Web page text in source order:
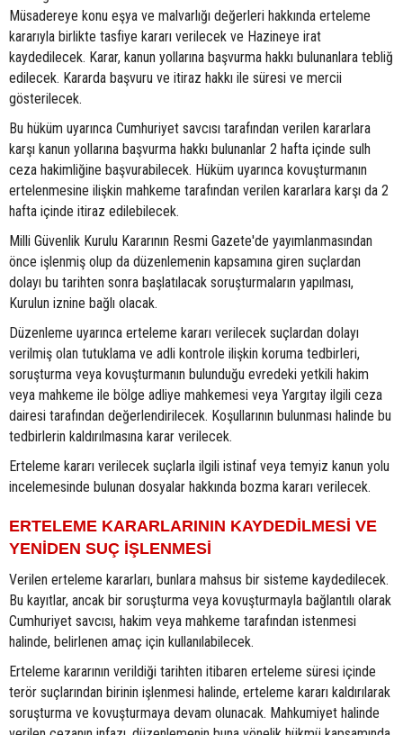
Müsadereye konu eşya ve malvarlığı değerleri hakkında erteleme
kararıyla birlikte tasfiye kararı verilecek ve Hazineye irat
kaydedilecek. Karar, kanun yollarına başvurma hakkı bulunanlara tebliğ
edilecek. Kararda başvuru ve itiraz hakkı ile süresi ve mercii
gösterilecek.
Bu hüküm uyarınca Cumhuriyet savcısı tarafından verilen kararlara
karşı kanun yollarına başvurma hakkı bulunanlar 2 hafta içinde sulh
ceza hakimliğine başvurabilecek. Hüküm uyarınca kovuşturmanın
ertelenmesine ilişkin mahkeme tarafından verilen kararlara karşı da 2
hafta içinde itiraz edilebilecek.
Milli Güvenlik Kurulu Kararının Resmi Gazete'de yayımlanmasından
önce işlenmiş olup da düzenlemenin kapsamına giren suçlardan
dolayı bu tarihten sonra başlatılacak soruşturmaların yapılması,
Kurulun iznine bağlı olacak.
Düzenleme uyarınca erteleme kararı verilecek suçlardan dolayı
verilmiş olan tutuklama ve adli kontrole ilişkin koruma tedbirleri,
soruşturma veya kovuşturmanın bulunduğu evredeki yetkili hakim
veya mahkeme ile bölge adliye mahkemesi veya Yargıtay ilgili ceza
dairesi tarafından değerlendirilecek. Koşullarının bulunması halinde bu
tedbirlerin kaldırılmasına karar verilecek.
Erteleme kararı verilecek suçlarla ilgili istinaf veya temyiz kanun yolu
incelemesinde bulunan dosyalar hakkında bozma kararı verilecek.
ERTELEME KARARLARININ KAYDEDİLMESİ VE
YENİDEN SUÇ İŞLENMESİ
Verilen erteleme kararları, bunlara mahsus bir sisteme kaydedilecek.
Bu kayıtlar, ancak bir soruşturma veya kovuşturmayla bağlantılı olarak
Cumhuriyet savcısı, hakim veya mahkeme tarafından istenmesi
halinde, belirlenen amaç için kullanılabilecek.
Erteleme kararının verildiği tarihten itibaren erteleme süresi içinde
terör suçlarından birinin işlenmesi halinde, erteleme kararı kaldırılarak
soruşturma ve kovuşturmaya devam olunacak. Mahkumiyet halinde